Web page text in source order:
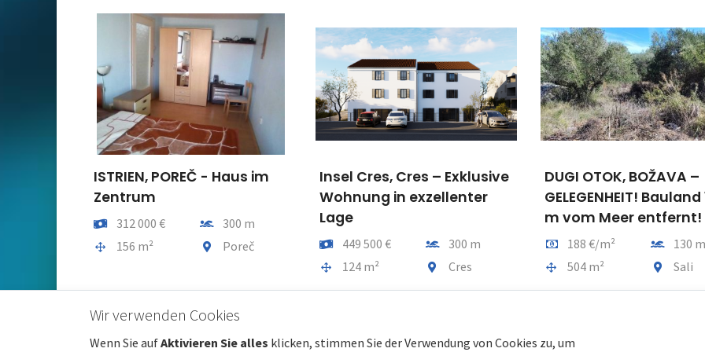
ISTRIEN, POREČ - Haus im
Zentrum
Preis312 000 € Entfernung vom meer
300 m
Gesamtfläche
156 m² Gemeindeteil
Poreč
Insel Cres, Cres – Exklusive
Wohnung in exzellenter
Lage
Preis449 500 € Entfernung vom meer
300 m
Gesamtfläche
124 m² Gemeindeteil
Cres
DUGI OTOK, BOŽAVA –
GELEGENHEIT! Bauland
m vom Meer entfernt!
Preis pro m2
188 €/m²
130 m
Gesamtfläche
504 m² Sali
Wir verwenden Cookies
Wenn Sie aufAktivieren Sie alles klicken, stimmen Sie der Verwendung von Cookies zu, um